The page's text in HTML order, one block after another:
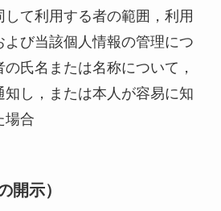
して利用する者の範囲，利用
び当該個人情報の管理につ
氏名または名称について，
知し，または本人が容易に知
場合
開示）